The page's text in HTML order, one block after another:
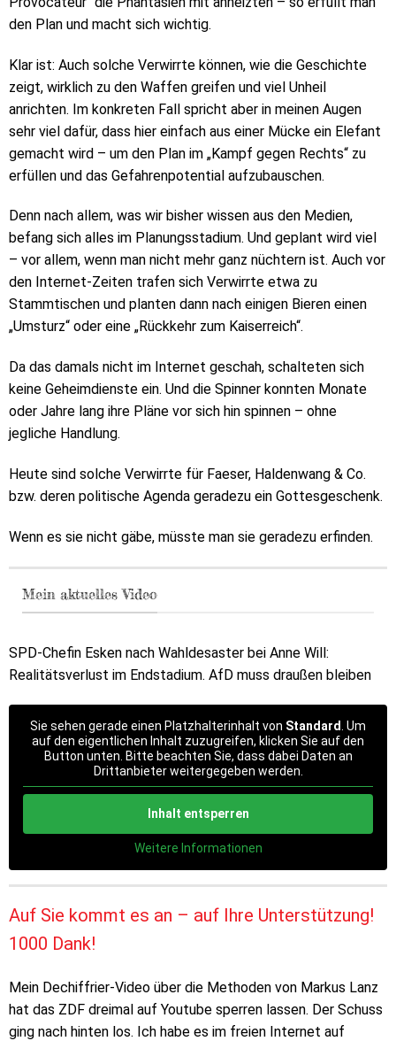
den Plan und macht sich wichtig.
Klar ist: Auch solche Verwirrte können, wie die Geschichte
zeigt, wirklich zu den Waffen greifen und viel Unheil
anrichten. Im konkreten Fall spricht aber in meinen Augen
sehr viel dafür, dass hier einfach aus einer Mücke ein Elefant
gemacht wird – um den Plan im „Kampf gegen Rechts“ zu
erfüllen und das Gefahrenpotential aufzubauschen.
Denn nach allem, was wir bisher wissen aus den Medien,
befang sich alles im Planungsstadium. Und geplant wird viel
– vor allem, wenn man nicht mehr ganz nüchtern ist. Auch vor
den Internet-Zeiten trafen sich Verwirrte etwa zu
Stammtischen und planten dann nach einigen Bieren einen
„Umsturz“ oder eine „Rückkehr zum Kaiserreich“.
Da das damals nicht im Internet geschah, schalteten sich
keine Geheimdienste ein. Und die Spinner konnten Monate
oder Jahre lang ihre Pläne vor sich hin spinnen – ohne
jegliche Handlung.
Heute sind solche Verwirrte für Faeser, Haldenwang & Co.
bzw. deren politische Agenda geradezu ein Gottesgeschenk.
Wenn es sie nicht gäbe, müsste man sie geradezu erfinden.
Mein aktuelles Video
SPD-Chefin Esken nach Wahldesaster bei Anne Will:
Realitätsverlust im Endstadium. AfD muss draußen bleiben
Sie sehen gerade einen Platzhalterinhalt von Standard . Um
auf den eigentlichen Inhalt zuzugreifen, klicken Sie auf den
Button unten. Bitte beachten Sie, dass dabei Daten an
Drittanbieter weitergegeben werden.
Inhalt entsperren
Weitere Informationen
Auf Sie kommt es an – auf Ihre Unterstützung!
1000 Dank!
Mein Dechiffrier-Video über die Methoden von Markus Lanz
hat das ZDF dreimal auf Youtube sperren lassen. Der Schuss
ging nach hinten los. Ich habe es im freien Internet auf